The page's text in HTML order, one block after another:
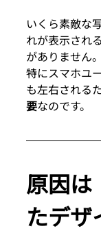
いくら素敵な
れが表示され
がありません。
特にスマホユ
も左右される
要なのです。
原因は
たデザ